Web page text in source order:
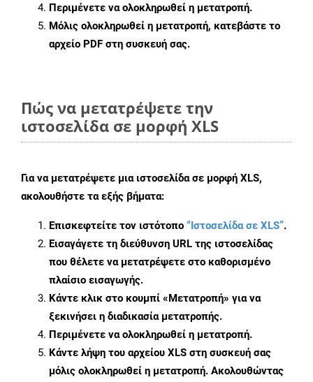
Περιμένετε να ολοκληρωθεί η μετατροπή.
Μόλις ολοκληρωθεί η μετατροπή, κατεβάστε το
αρχείο PDF στη συσκευή σας.
Πώς να μετατρέψετε την
ιστοσελίδα σε μορφή XLS
Για να μετατρέψετε μια ιστοσελίδα σε μορφή XLS,
ακολουθήστε τα εξής βήματα:
Επισκεφτείτε τον ιστότοπο “Ιστοσελίδα σε XLS”.
Εισαγάγετε τη διεύθυνση URL της ιστοσελίδας
που θέλετε να μετατρέψετε στο καθορισμένο
πλαίσιο εισαγωγής.
Κάντε κλικ στο κουμπί «Μετατροπή» για να
ξεκινήσει η διαδικασία μετατροπής.
Περιμένετε να ολοκληρωθεί η μετατροπή.
Κάντε λήψη του αρχείου XLS στη συσκευή σας
μόλις ολοκληρωθεί η μετατροπή. Ακολουθώντας